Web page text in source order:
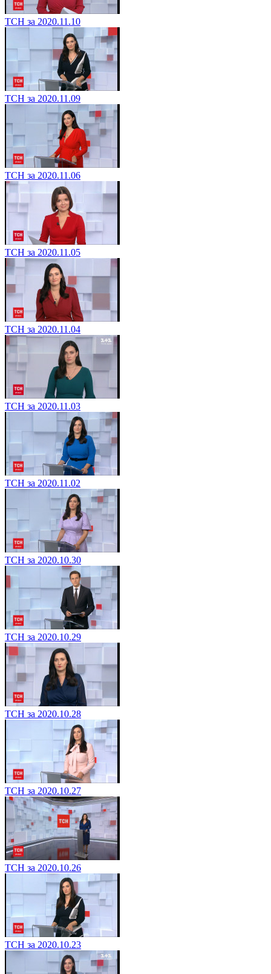
ТСН за 2020.11.10
ТСН за 2020.11.09
ТСН за 2020.11.06
ТСН за 2020.11.05
ТСН за 2020.11.04
ТСН за 2020.11.03
ТСН за 2020.11.02
ТСН за 2020.10.30
ТСН за 2020.10.29
ТСН за 2020.10.28
ТСН за 2020.10.27
ТСН за 2020.10.26
ТСН за 2020.10.23